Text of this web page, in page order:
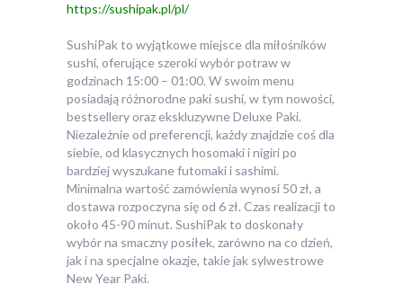
https://sushipak.pl/pl/
SushiPak to wyjątkowe miejsce dla miłośników
sushi, oferujące szeroki wybór potraw w
godzinach 15:00 – 01:00. W swoim menu
posiadająróżnorodne paki sushi, w tym nowości,
bestsellery oraz ekskluzywne Deluxe Paki.
Niezależnie od preferencji, każdy znajdzie coś dla
siebie, od klasycznych hosomaki i nigiri po
bardziej wyszukane futomaki i sashimi.
Minimalna wartość zamówienia wynosi 50 zł, a
dostawa rozpoczyna się od 6 zł. Czas realizacji to
około 45-90 minut. SushiPak to doskonały
wybór na smaczny posiłek, zarówno na co dzień,
jak i na specjalne okazje, takie jak sylwestrowe
New Year Paki.